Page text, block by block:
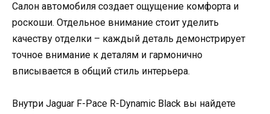
Салон автомобиля создает ощущение комфорта и
роскоши. Отдельное внимание стоит уделить
качеству отделки – каждый деталь демонстрирует
точное внимание к деталям и гармонично
вписывается в общий стиль интерьера.
Внутри Jaguar F-Pace R-Dynamic Black вы найдете